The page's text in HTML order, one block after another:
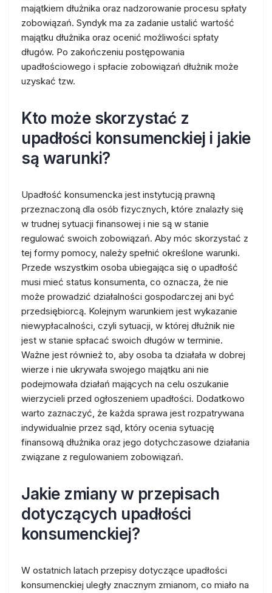
majątkiem dłużnika oraz nadzorowanie procesu spłaty
zobowiązań. Syndyk ma za zadanie ustalić wartość
majątku dłużnika oraz ocenić możliwości spłaty
długów. Po zakończeniu postępowania
upadłościowego i spłacie zobowiązań dłużnik może
uzyskać tzw.
Kto może skorzystać z
upadłości konsumenckiej i jakie
są warunki?
Upadłość konsumencka jest instytucją prawną
przeznaczoną dla osób fizycznych, które znalazły się
w trudnej sytuacji finansowej i nie są w stanie
regulować swoich zobowiązań. Aby móc skorzystać z
tej formy pomocy, należy spełnić określone warunki.
Przede wszystkim osoba ubiegająca się o upadłość
musi mieć status konsumenta, co oznacza, że nie
może prowadzić działalności gospodarczej ani być
przedsiębiorcą. Kolejnym warunkiem jest wykazanie
niewypłacalności, czyli sytuacji, w której dłużnik nie
jest w stanie spłacać swoich długów w terminie.
Ważne jest również to, aby osoba ta działała w dobrej
wierze i nie ukrywała swojego majątku ani nie
podejmowała działań mających na celu oszukanie
wierzycieli przed ogłoszeniem upadłości. Dodatkowo
warto zaznaczyć, że każda sprawa jest rozpatrywana
indywidualnie przez sąd, który ocenia sytuację
finansową dłużnika oraz jego dotychczasowe działania
związane z regulowaniem zobowiązań.
Jakie zmiany w przepisach
dotyczących upadłości
konsumenckiej?
W ostatnich latach przepisy dotyczące upadłości
konsumenckiej uległy znacznym zmianom, co miało na